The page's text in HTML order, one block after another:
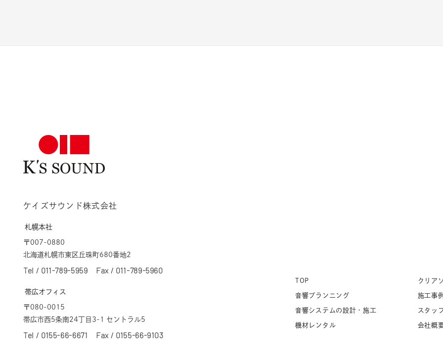
ケイズサウンド株式会社
札幌本社
〒007-0880
北海道札幌市東区丘珠町680番地2
Tel / 011-789-5959 Fax / 011-789-5960
帯広オフィス
〒080-0015
帯広市西5条南24丁目3-1 セントラル5
Tel / 0155-66-6671 Fax / 0155-66-9103
TOP
音響プランニング
音響システムの設計・施工
機材レンタル
クリア
施工事例
スタッ
会社概